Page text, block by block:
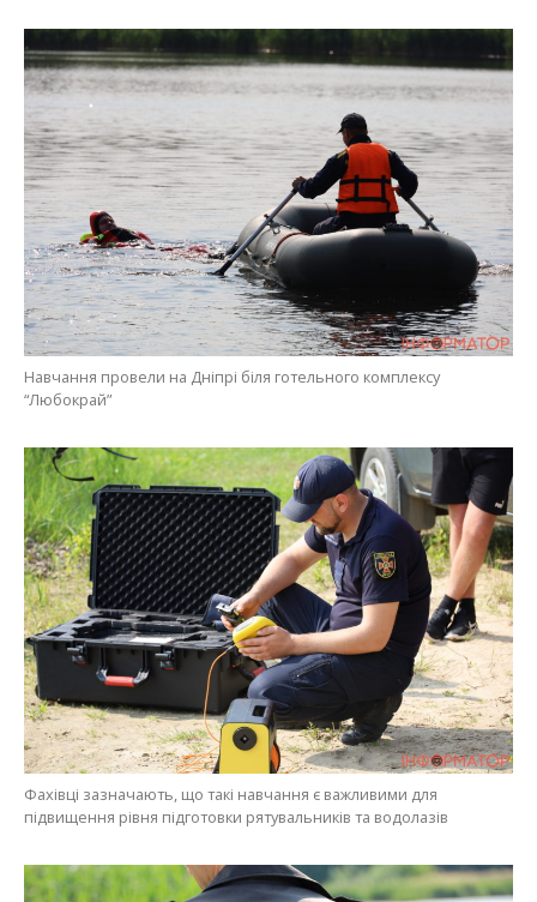
Навчання провели на Дніпрі біля готельного комплексу
“Любокрай”
Фахівці зазначають, що такі навчання є важливими для
підвищення рівня підготовки рятувальників та водолазів